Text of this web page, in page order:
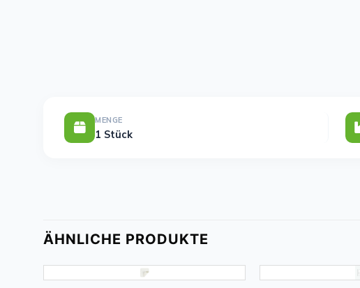
MENGE
1 Stück
ÄHNLICHE PRODUKTE